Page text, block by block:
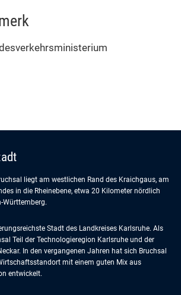
liegt am westlichen Rand des Kraichgaus, am
in die Rheinebene, etwa 20 Kilometer nördlich
Württemberg.
Stadt des Landkreises Karlsruhe. Als
Teil der Technologieregion Karlsruhe und der
In den vergangenen Jahren hat sich Bruchsal
mit einem guten Mix aus
entwickelt.